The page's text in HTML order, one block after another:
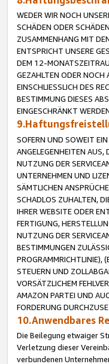
WEDER WIR NOCH
SCHÄDEN ODER
ZUSAMMENHANG MIT
ENTSPRICHT UNSERE
DEM 12-
GEZAHLTEN ODER NOCH
EINSCHLIESSLICH DES
BESTIMMUNG DIESES
EINGESCHRÄNKT
SOFERN UND SOWEIT
ANGELEGENHEITEN AUS,
NUTZUNG DER
UNTERNEHMEN UND
SÄMTLICHEN
SCHADLOS ZUHALTEN,
IHRER WEBSITE ODER
FERTIGUNG,
NUTZUNG DER
BESTIMMUNGEN
PROGRAMMRICHTLINIE),
STEUERN UND
VORSÄTZLICHEM
AMAZON PARTEI UND
FORDERUNG
10.Anwendbares
Die Beilegung etwaiger
Verletzung dieser
verbundenen